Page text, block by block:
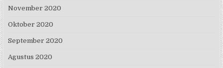
November 2020
Oktober 2020
September 2020
Agustus 2020